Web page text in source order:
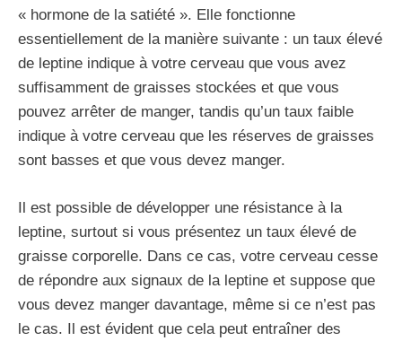
« hormone de la satiété ». Elle fonctionne
essentiellement de la manière suivante : un taux élevé
de leptine indique à votre cerveau que vous avez
suffisamment de graisses stockées et que vous
pouvez arrêter de manger, tandis qu’un taux faible
indique à votre cerveau que les réserves de graisses
sont basses et que vous devez manger.
Il est possible de développer une résistance à la
leptine, surtout si vous présentez un taux élevé de
graisse corporelle. Dans ce cas, votre cerveau cesse
de répondre aux signaux de la leptine et suppose que
vous devez manger davantage, même si ce n’est pas
le cas. Il est évident que cela peut entraîner des